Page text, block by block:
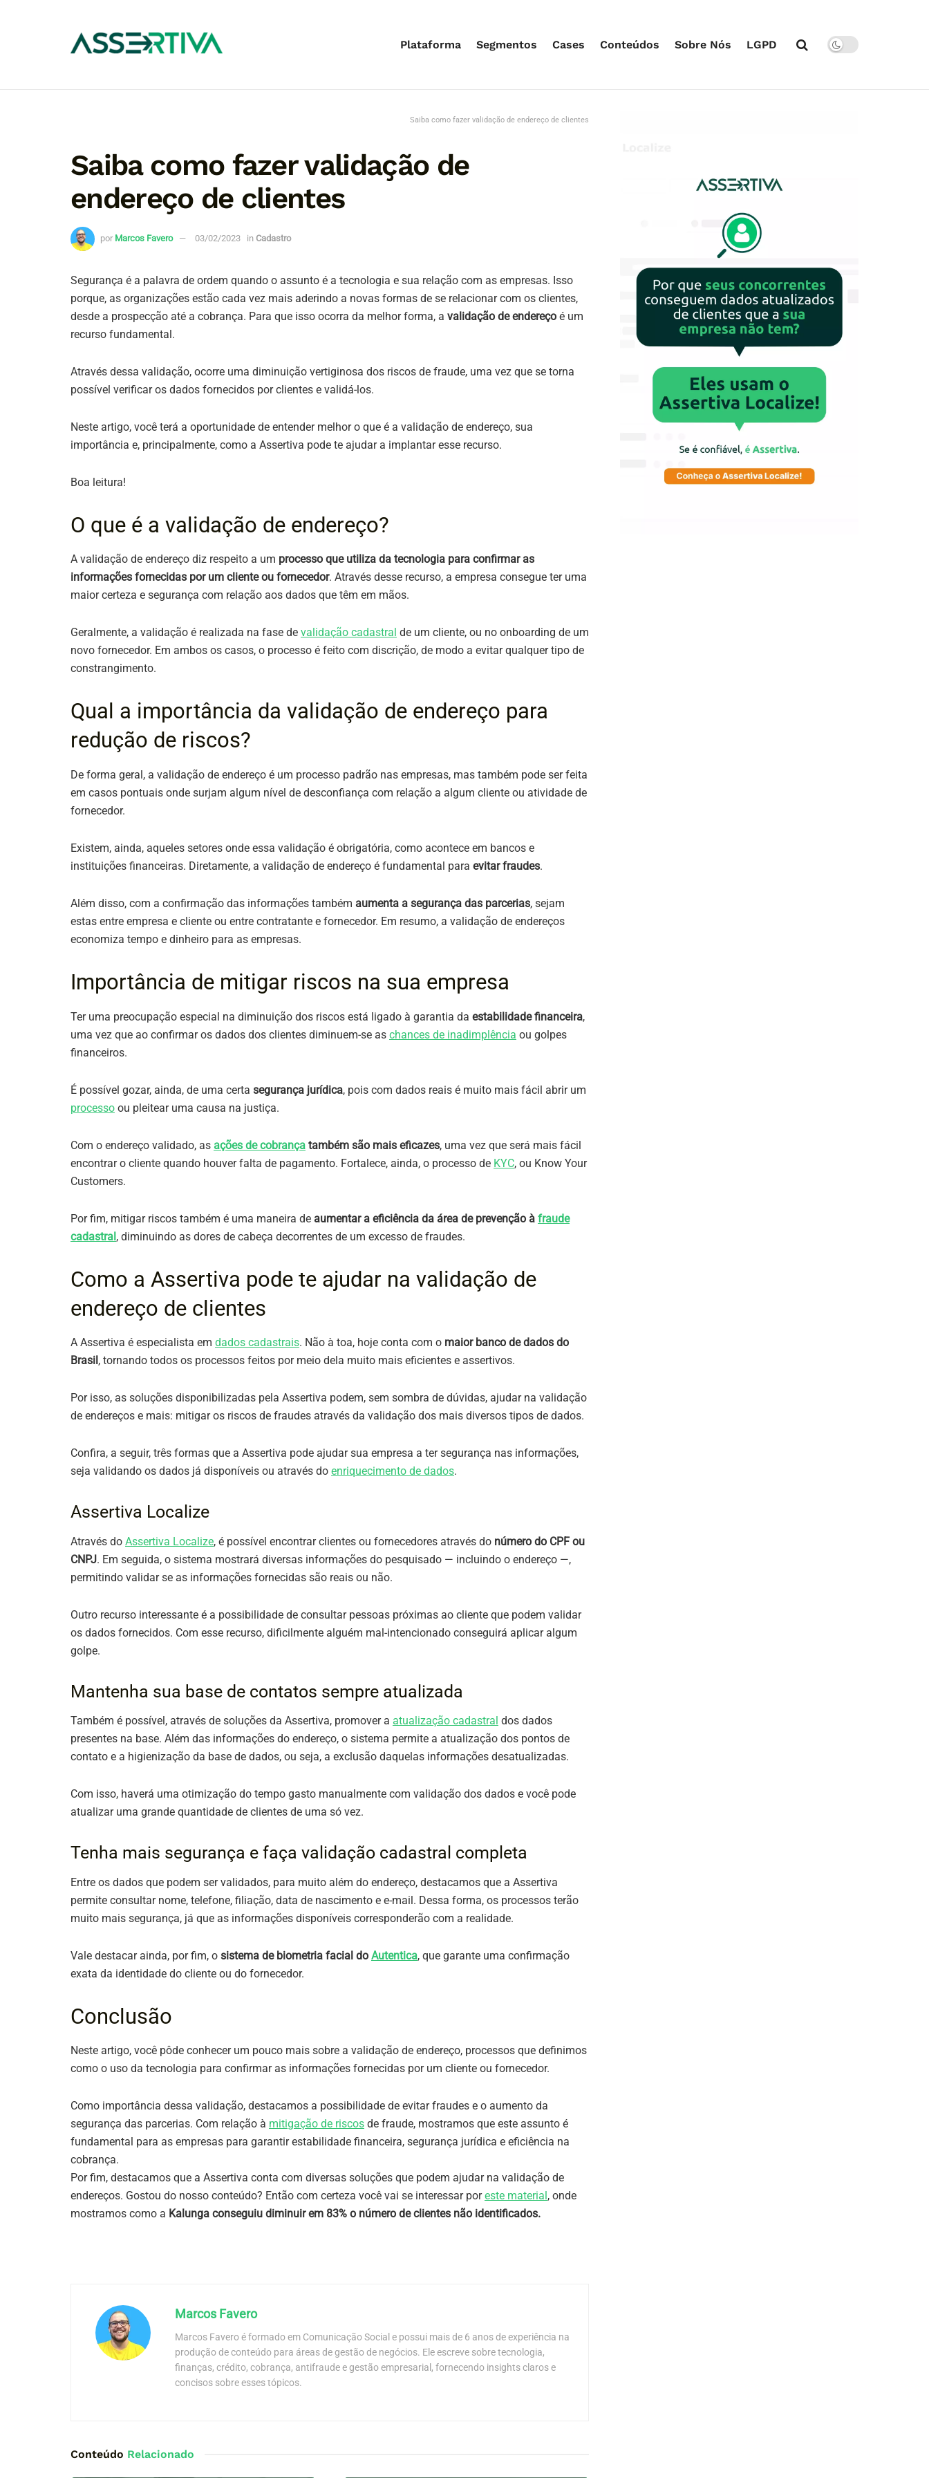
Plataforma Segmentos Cases Conteúdos Sobre Nós LGPD
Saiba como fazer validação de endereço de clientes
Saiba como fazer validação de
endereço de clientes
por Marcos Favero 03/02/2023 in Cadastro
Segurança é a palavra de ordem quando o assunto é a tecnologia e sua relação com as empresas. Isso
porque, as organizações estão cada vez mais aderindo a novas formas de se relacionar com os clientes,
desde a prospecção até a cobrança. Para que isso ocorra da melhor forma, a validação de endereço é um
recurso fundamental.
Através dessa validação, ocorre uma diminuição vertiginosa dos riscos de fraude, uma vez que se torna
possível verificar os dados fornecidos por clientes e validá-los.
Neste artigo, você terá a oportunidade de entender melhor o que é a validação de endereço, sua
importância e, principalmente, como a Assertiva pode te ajudar a implantar esse recurso.
Boa leitura!
O que é a validação de endereço?
A validação de endereço diz respeito a um processo que utiliza da tecnologia para confirmar as
informações fornecidas por um cliente ou fornecedor. Através desse recurso, a empresa consegue ter uma
maior certeza e segurança com relação aos dados que têm em mãos.
Geralmente, a validação é realizada na fase de validação cadastral de um cliente, ou no onboarding de um
novo fornecedor. Em ambos os casos, o processo é feito com discrição, de modo a evitar qualquer tipo de
constrangimento.
Qual a importância da validação de endereço para
redução de riscos?
De forma geral, a validação de endereço é um processo padrão nas empresas, mas também pode ser feita
em casos pontuais onde surjam algum nível de desconfiança com relação a algum cliente ou atividade de
fornecedor.
Existem, ainda, aqueles setores onde essa validação é obrigatória, como acontece em bancos e
instituições financeiras. Diretamente, a validação de endereço é fundamental para evitar fraudes.
Além disso, com a confirmação das informações também aumenta a segurança das parcerias, sejam
estas entre empresa e cliente ou entre contratante e fornecedor. Em resumo, a validação de endereços
economiza tempo e dinheiro para as empresas.
Importância de mitigar riscos na sua empresa
Ter uma preocupação especial na diminuição dos riscos está ligado à garantia da estabilidade financeira,
uma vez que ao confirmar os dados dos clientes diminuem-se as chances de inadimplência ou golpes
financeiros.
É possível gozar, ainda, de uma certa segurança jurídica, pois com dados reais é muito mais fácil abrir um
processo ou pleitear uma causa na justiça.
Com o endereço validado, as ações de cobrança também são mais eficazes, uma vez que será mais fácil
encontrar o cliente quando houver falta de pagamento. Fortalece, ainda, o processo de KYC, ou Know Your
Customers.
Por fim, mitigar riscos também é uma maneira de aumentar a eficiência da área de prevenção à fraude
cadastral, diminuindo as dores de cabeça decorrentes de um excesso de fraudes.
Como a Assertiva pode te ajudar na validação de
endereço de clientes
A Assertiva é especialista em dados cadastrais. Não à toa, hoje conta com o maior banco de dados do
Brasil , tornando todos os processos feitos por meio dela muito mais eficientes e assertivos.
Por isso, as soluções disponibilizadas pela Assertiva podem, sem sombra de dúvidas, ajudar na validação
de endereços e mais: mitigar os riscos de fraudes através da validação dos mais diversos tipos de dados.
Confira, a seguir, três formas que a Assertiva pode ajudar sua empresa a ter segurança nas informações,
seja validando os dados já disponíveis ou através do enriquecimento de dados.
Assertiva Localize
Através do Assertiva Localize, é possível encontrar clientes ou fornecedores através do número do CPF ou
CNPJ. Em seguida, o sistema mostrará diversas informações do pesquisado — incluindo o endereço —,
permitindo validar se as informações fornecidas são reais ou não.
Outro recurso interessante é a possibilidade de consultar pessoas próximas ao cliente que podem validar
os dados fornecidos. Com esse recurso, dificilmente alguém mal-intencionado conseguirá aplicar algum
golpe.
Mantenha sua base de contatos sempre atualizada
Também é possível, através de soluções da Assertiva, promover a atualização cadastral dos dados
presentes na base. Além das informações do endereço, o sistema permite a atualização dos pontos de
contato e a higienização da base de dados, ou seja, a exclusão daquelas informações desatualizadas.
Com isso, haverá uma otimização do tempo gasto manualmente com validação dos dados e você pode
atualizar uma grande quantidade de clientes de uma só vez.
Tenha mais segurança e faça validação cadastral completa
Entre os dados que podem ser validados, para muito além do endereço, destacamos que a Assertiva
permite consultar nome, telefone, filiação, data de nascimento e e-mail. Dessa forma, os processos terão
muito mais segurança, já que as informações disponíveis corresponderão com a realidade.
Vale destacar ainda, por fim, o sistema de biometria facial do Autentica, que garante uma confirmação
exata da identidade do cliente ou do fornecedor.
Conclusão
Neste artigo, você pôde conhecer um pouco mais sobre a validação de endereço, processos que definimos
como o uso da tecnologia para confirmar as informações fornecidas por um cliente ou fornecedor.
Como importância dessa validação, destacamos a possibilidade de evitar fraudes e o aumento da
segurança das parcerias. Com relação à mitigação de riscos de fraude, mostramos que este assunto é
fundamental para as empresas para garantir estabilidade financeira, segurança jurídica e eficiência na
cobrança.
Por fim, destacamos que a Assertiva conta com diversas soluções que podem ajudar na validação de
endereços. Gostou do nosso conteúdo? Então com certeza você vai se interessar poreste material , onde
mostramos como a Kalunga conseguiu diminuir em 83% o número de clientes não identificados.
Marcos Favero
Marcos Favero é formado em Comunicação Social e possui mais de 6 anos de experiência na
produção de conteúdo para áreas de gestão de negócios. Ele escreve sobre tecnologia,
finanças, crédito, cobrança, antifraude e gestão empresarial, fornecendo insights claros e
concisos sobre esses tópicos.
Conteúdo Relacionado